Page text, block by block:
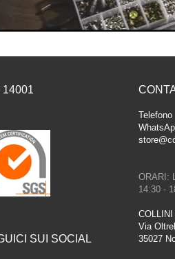
14001
SUI SOCIAL
ORARI:
14:30 -
Via
35027